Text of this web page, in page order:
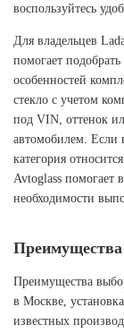
воспользуйтесь
Для владельцев
помогает
особенностей
стекло с учетом
под VIN, оттенок
автомобилем. Если
категория
Avtoglass
необходимости
Преимущества
в Москве,
известных